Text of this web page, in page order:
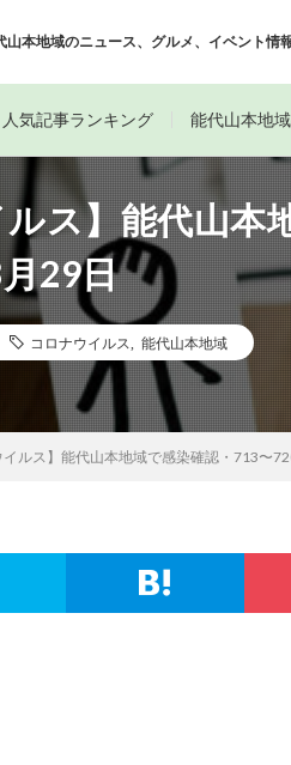
山本地域のニュース、グルメ、イベント情
人気記事ランキング 能代山本地
ルス】能代山本
29日
コロナウイルス 能代山本地域
イルス】能代山本地域で感染確認・713〜